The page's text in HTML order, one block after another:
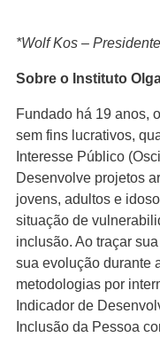
*Wolf Kos –
Sobre o Instituto
Fundado há 19 anos,
sem fins lucrativos,
Interesse Público
Desenvolve projetos
jovens, adultos e
situação de
inclusão. Ao traçar
sua evolução durante
metodologias por
Indicador de
Inclusão da Pessoa